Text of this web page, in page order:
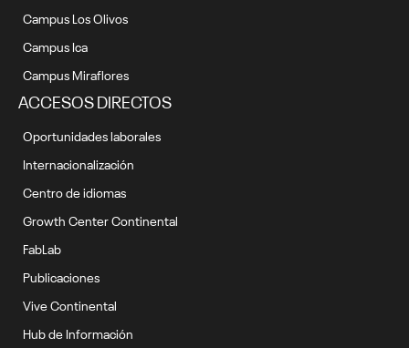
Campus Los Olivos
Campus Ica
Campus Miraflores
ACCESOS DIRECTOS
Oportunidades laborales
Internacionalización
Centro de idiomas
Growth Center Continental
FabLab
Publicaciones
Vive Continental
Hub de Información